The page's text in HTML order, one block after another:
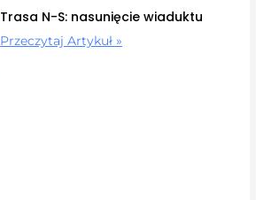
Trasa N-S: nasunięcie wiaduktu
Przeczytaj Artykuł »